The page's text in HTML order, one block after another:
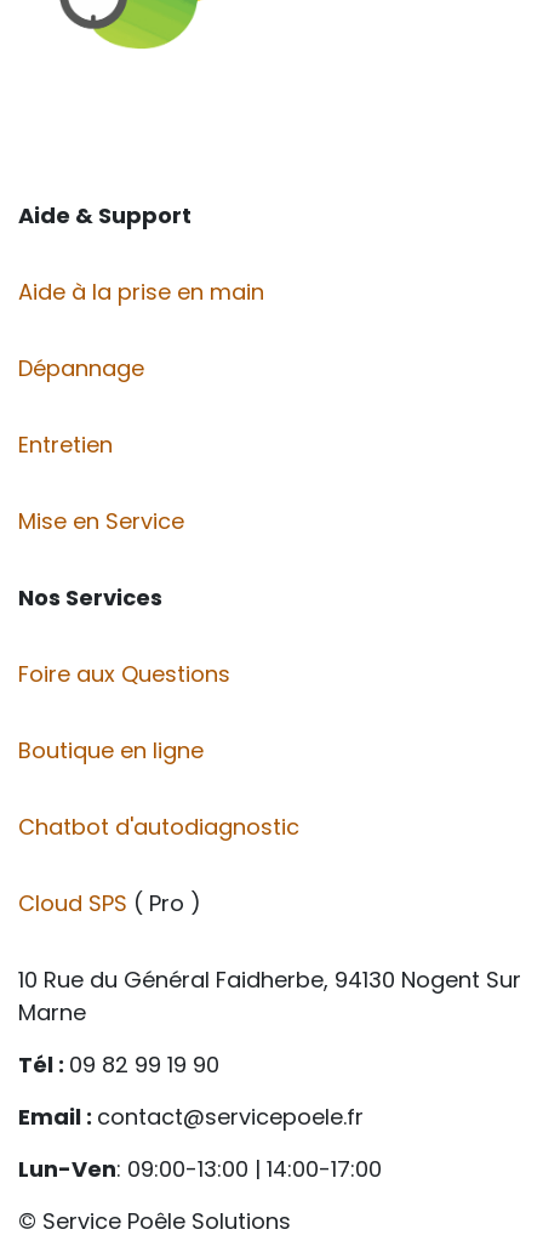
Aide & Support
Aide à la prise en main
Dépannage
Entretien
Mise en Service
Nos Services
Foire aux Questions
Boutique en ligne
Chatbot d'autodiagnostic
Cloud SPS ( Pro )
10 Rue du Général Faidherbe, 94130 Nogent Sur
Marne
Tél : 09 82 99 19 90
Email : contact@servicepoele.fr
Lun-Ven: 09:00-13:00 | 14:00-17:00
© Service Poêle Solutions